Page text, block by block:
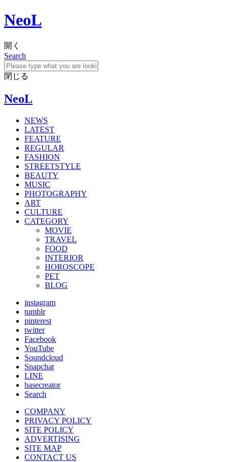
NeoL
開く
Search
閉じる
NeoL
NEWS
LATEST
FEATURE
REGULAR
FASHION
STREETSTYLE
BEAUTY
MUSIC
PHOTOGRAPHY
ART
CULTURE
CATEGORY
MOVIE
TRAVEL
FOOD
INTERIOR
HOROSCOPE
PET
BLOG
instagram
tumblr
pinterest
twitter
Facebook
YouTube
Soundcloud
Snapchat
LINE
basecreator
Search
COMPANY
PRIVACY POLICY
SITE POLICY
ADVERTISING
SITE MAP
CONTACT US